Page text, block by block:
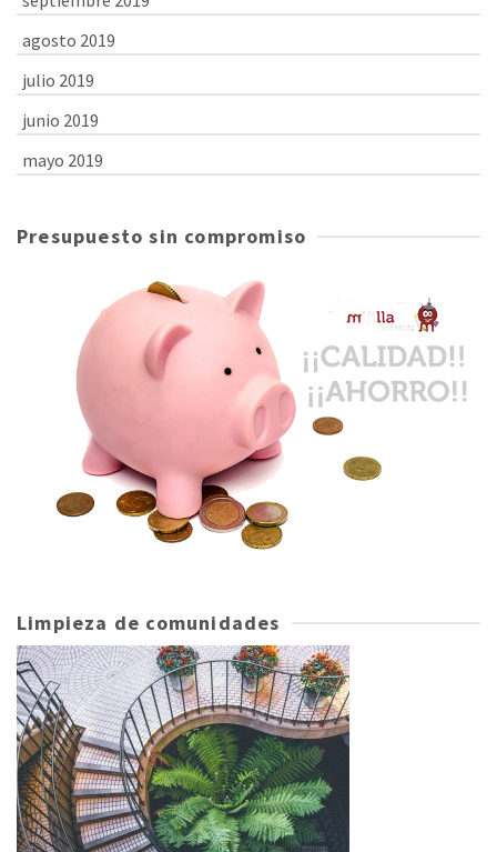
agosto 2019
julio 2019
junio 2019
mayo 2019
Presupuesto sin compromiso
Limpieza de comunidades